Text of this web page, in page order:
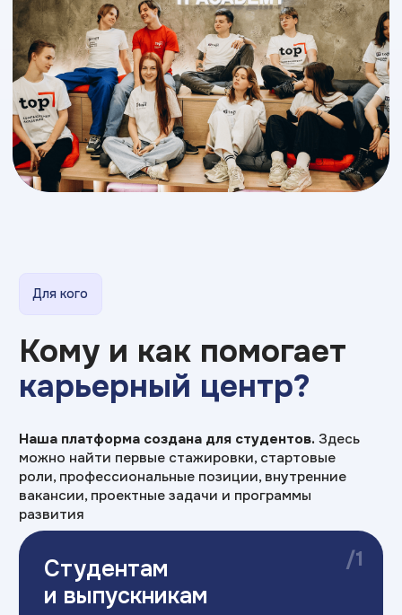
Для кого
Наша платформа создана для студентов.Здесь
можно найти первые стажировки, стартовые
роли, профессиональные позиции, внутренние
Кому и как помогает
карьерный центр?
в приоритетном порядке и помогаем
быстро войти в профессию
карьеры
Практика на профильных предприятиях
с 1 курса.
регулярные митапы
с руководителями
серьезное портфолио
специалиста по результатам
выполнения проектных заданий